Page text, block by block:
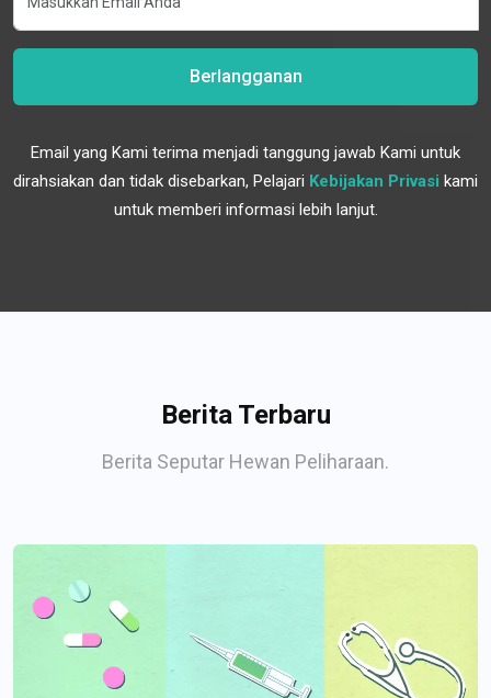
Berlangganan
Email yang Kami terima menjadi tanggung jawab Kami untuk
dirahsiakan dan tidak disebarkan, Pelajari Kebijakan Privasi kami
untuk memberi informasi lebih lanjut.
Berita Terbaru
Berita Seputar Hewan Peliharaan.